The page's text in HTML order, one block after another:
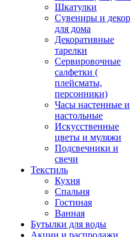
Шкатулки
Сувениры и декор
для дома
Декоративные
тарелки
Сервировочные
салфетки (
плейсматы,
персонники)
Часы настенные и
настольные
Искусственные
цветы и муляжи
Подсвечники и
свечи
Текстиль
Кухня
Спальня
Гостиная
Ванная
Бутылки для воды
Акции и распродажи